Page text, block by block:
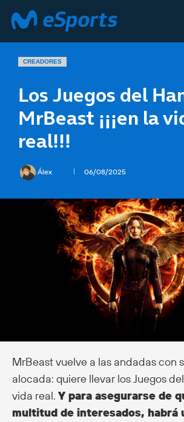
CREADORES
Los Juegos del
MrBeast ¡¡¡en la
real!!!
Álex 06/08/2025
MrBeast vuelve a las andadas con
alocada: quiere llevar los Juegos
vida real.Y para asegurarse de
multitud de interesados, habrá